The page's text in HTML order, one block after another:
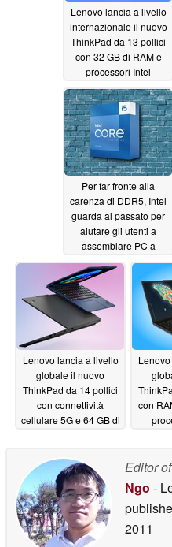
Lenovo lancia a livello
internazionale il nuovo
ThinkPad da 13 pollici
con 32 GB di RAM e
processori Intel
Panther Lake07/03/2026
Per far fronte alla
carenza di DDR5, Intel
guarda al passato per
aiutare gli utenti a
assemblare PC a
prezzi accessibili
07/02/2026
Lenovo lancia a livello
globale il nuovo
ThinkPad da 14 pollici
con connettività
cellulare 5G e 64 GB di
con
Editor
Ngo -
2011